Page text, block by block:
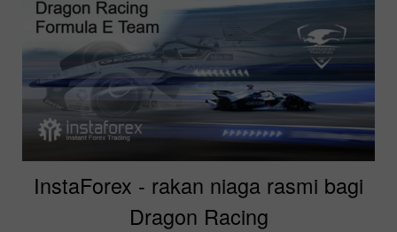
InstaForex - rakan niaga rasmi bagi
Dragon Racing